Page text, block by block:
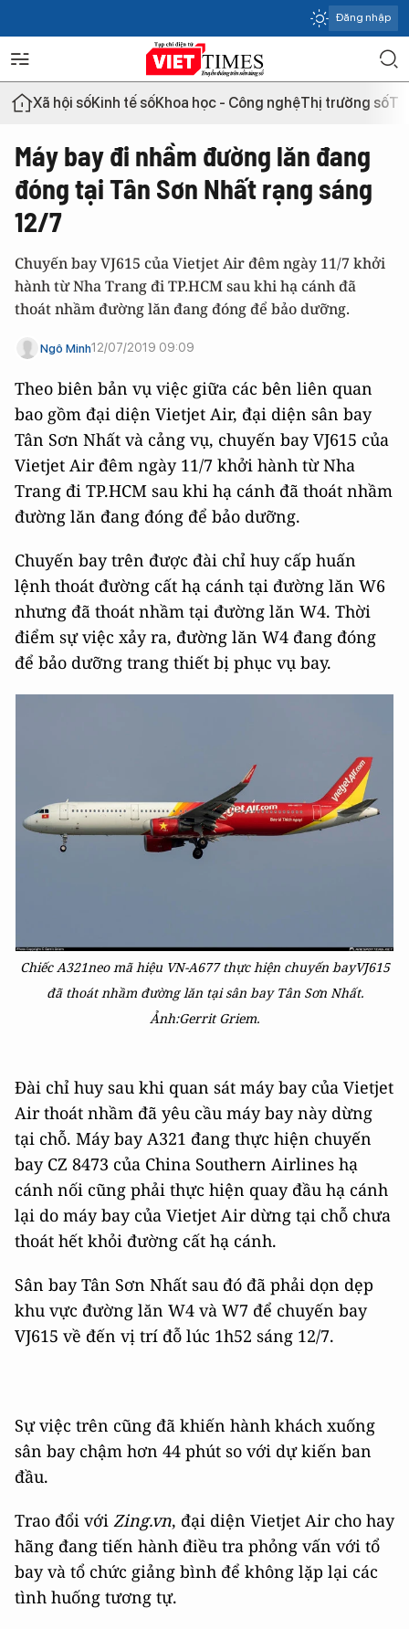
Đăng nhập
Xã hội sốKinh tế sốKhoa học - Công nghệThị trường số
Máy bay đi nhầm đường lăn đang
đóng tại Tân Sơn Nhất rạng sáng
12/7
Chuyến bay VJ615 của Vietjet Air đêm ngày 11/7 khởi
hành từ Nha Trang đi TP.HCM sau khi hạ cánh đã
thoát nhầm đường lăn đang đóng để bảo dưỡng.
Ngô Minh12/07/2019 09:09
Theo biên bản vụ việc giữa các bên liên quan
bao gồm đại diện Vietjet Air, đại diện sân bay
Tân Sơn Nhất và cảng vụ, chuyến bay VJ615 của
Vietjet Air đêm ngày 11/7 khởi hành từ Nha
Trang đi TP.HCM sau khi hạ cánh đã thoát nhầm
đường lăn đang đóng để bảo dưỡng.
Chuyến bay trên được đài chỉ huy cấp huấn
lệnh thoát đường cất hạ cánh tại đường lăn W6
nhưng đã thoát nhầm tại đường lăn W4. Thời
điểm sự việc xảy ra, đường lăn W4 đang đóng
để bảo dưỡng trang thiết bị phục vụ bay.
Chiếc A321neo mã hiệu VN-A677 thực hiện chuyến bayVJ615
đã thoát nhầm đường lăn tại sân bay Tân Sơn Nhất.
Ảnh:Gerrit Griem.
Đài chỉ huy sau khi quan sát máy bay của Vietjet
Air thoát nhầm đã yêu cầu máy bay này dừng
tại chỗ. Máy bay A321 đang thực hiện chuyến
bay CZ 8473 của China Southern Airlines hạ
cánh nối cũng phải thực hiện quay đầu hạ cánh
lại do máy bay của Vietjet Air dừng tại chỗ chưa
thoát hết khỏi đường cất hạ cánh.
Sân bay Tân Sơn Nhất sau đó đã phải dọn dẹp
khu vực đường lăn W4 và W7 để chuyến bay
VJ615 về đến vị trí đỗ lúc 1h52 sáng 12/7.
Sự việc trên cũng đã khiến hành khách xuống
sân bay chậm hơn 44 phút so với dự kiến ban
đầu.
Trao đổi với Zing.vn, đại diện Vietjet Air cho hay
hãng đang tiến hành điều tra phỏng vấn với tổ
bay và tổ chức giảng bình để không lặp lại các
tình huống tương tự.